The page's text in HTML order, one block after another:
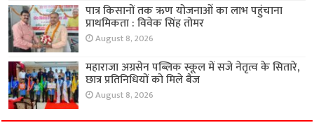
पात्र किसानों तक ऋण योजनाओं का लाभ पहुंचाना
प्राथमिकता : विवेक सिंह तोमर
August 8, 2026
महाराजा अग्रसेन पब्लिक स्कूल में सजे नेतृत्व के सितारे,
छात्र प्रतिनिधियों को मिले बैज
August 8, 2026